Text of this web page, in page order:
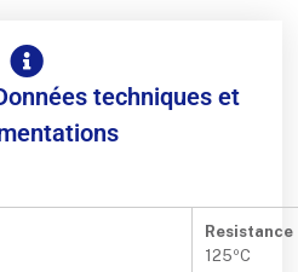
techniques et
125ºC